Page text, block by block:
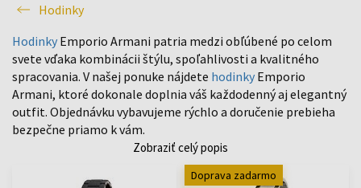
Hodinky
Hodinky Emporio Armani patria medzi obľúbené po celom
svete vďaka kombinácii štýlu, spoľahlivosti a kvalitného
spracovania. V našej ponuke nájdete hodinky Emporio
Armani, ktoré dokonale doplnia váš každodenný aj elegantný
outfit. Objednávku vybavujeme rýchlo a doručenie prebieha
bezpečne priamo k vám.
Zobraziť celý popis
Doprava zadarmo